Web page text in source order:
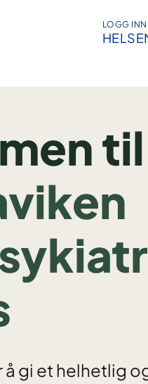
LOGG INN
til
gi et helhetlig